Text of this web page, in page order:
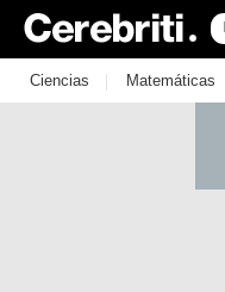
Ciencias | Matemáticas